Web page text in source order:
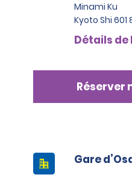
Minami Ku
Kyoto Shi 601
Détails de
Réserver
Gare